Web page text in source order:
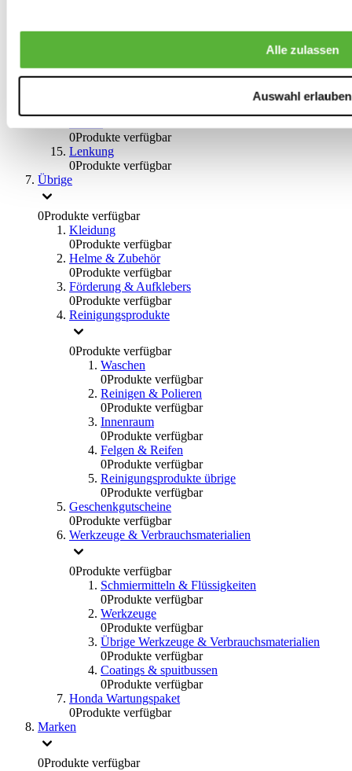
Alle zulassen
Auswahl erlauben
Handbremsen
0Produkte verfügbar
0Produkte verfügbar
Lenkung
0Produkte verfügbar
Übrige
0Produkte verfügbar
Kleidung
0Produkte verfügbar
Helme & Zubehör
0Produkte verfügbar
Förderung & Aufklebers
0Produkte verfügbar
Reinigungsprodukte
0Produkte verfügbar
Waschen
0Produkte verfügbar
Reinigen & Polieren
0Produkte verfügbar
Innenraum
0Produkte verfügbar
Felgen & Reifen
0Produkte verfügbar
Reinigungsprodukte übrige
0Produkte verfügbar
Geschenkgutscheine
0Produkte verfügbar
Werkzeuge & Verbrauchsmaterialien
0Produkte verfügbar
Schmiermitteln & Flüssigkeiten
0Produkte verfügbar
Werkzeuge
0Produkte verfügbar
Übrige Werkzeuge & Verbrauchsmaterialien
0Produkte verfügbar
Coatings & spuitbussen
0Produkte verfügbar
Honda Wartungspaket
0Produkte verfügbar
Marken
0Produkte verfügbar